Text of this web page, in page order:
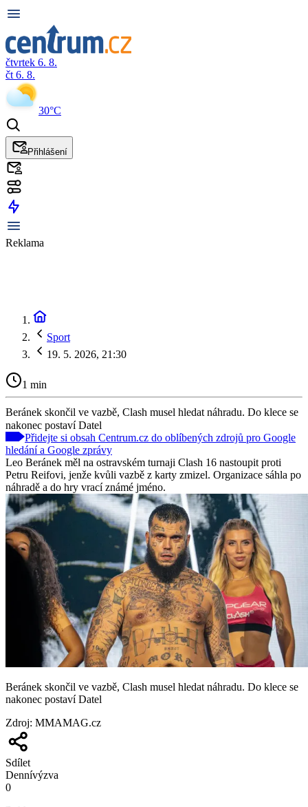
čtvrtek 6. 8.
čt 6. 8.
30°C
Přihlášení
Reklama
Sport
19. 5. 2026, 21:30
1 min
Beránek skončil ve vazbě, Clash musel hledat náhradu. Do klece se
nakonec postaví Datel
Přidejte si obsah Centrum.cz do oblíbených zdrojů pro Google
hledání a Google zprávy
Leo Beránek měl na ostravském turnaji Clash 16 nastoupit proti
Petru Reifovi, jenže kvůli vazbě z karty zmizel. Organizace sáhla po
náhradě a do hry vrací známé jméno.
Beránek skončil ve vazbě, Clash musel hledat náhradu. Do klece se
nakonec postaví Datel
Zdroj: MMAMAG.cz
Sdílet
Dennívýzva
0